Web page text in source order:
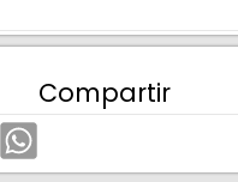
Compartir